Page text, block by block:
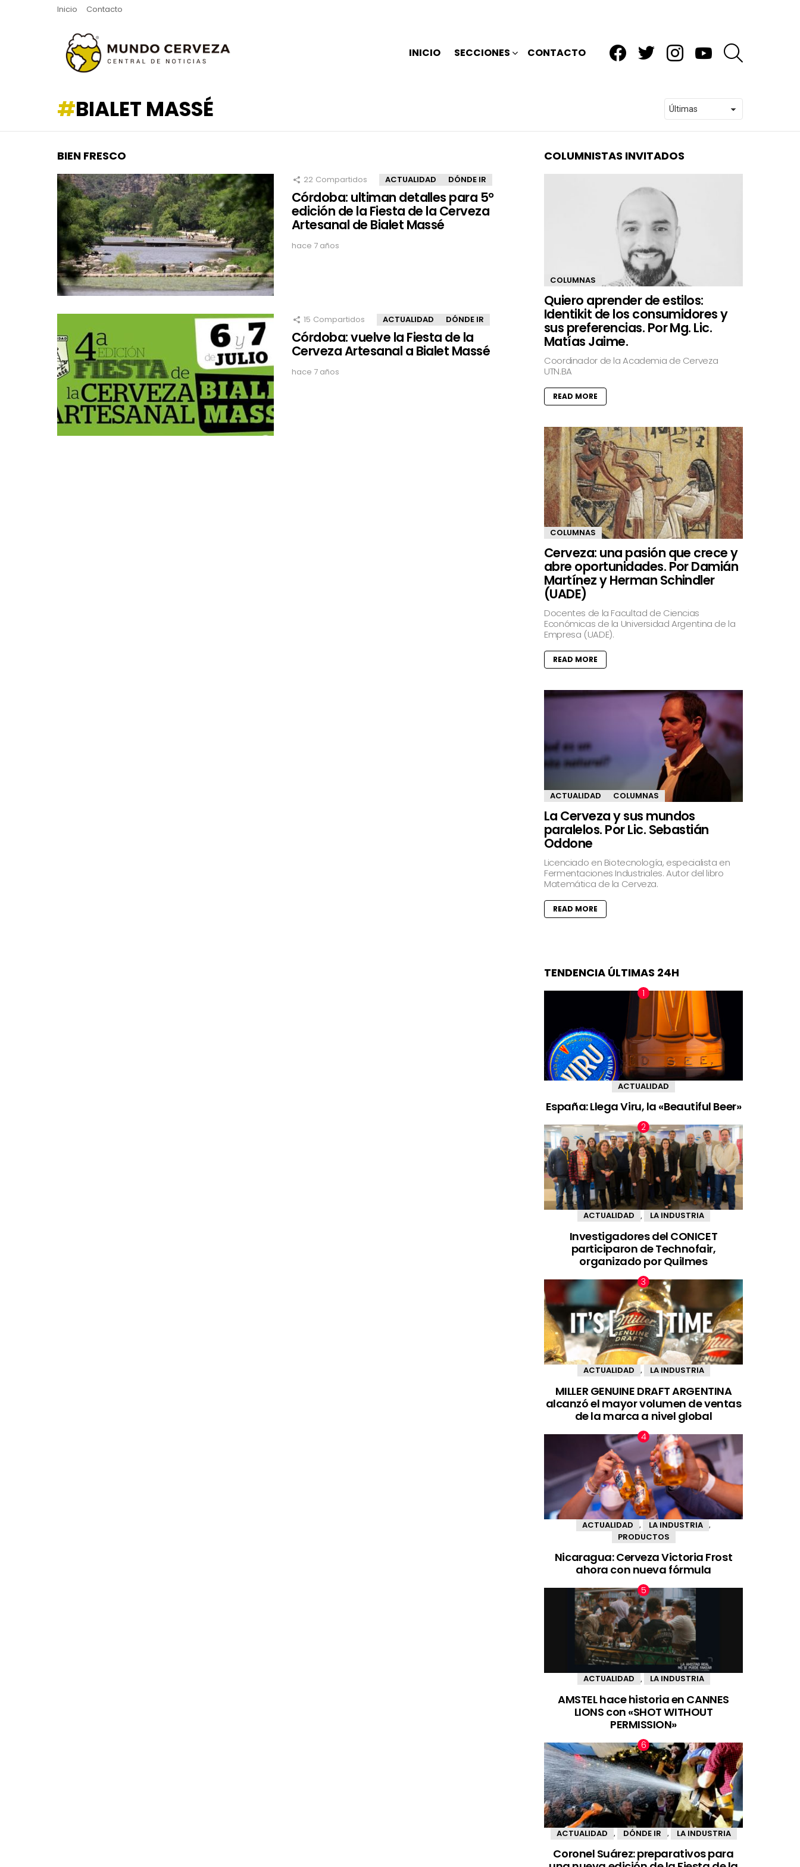
Inicio Contacto
INICIO SECCIONES CONTACTO
BIALET MASSÉ
BIEN FRESCO
22 Compartidos ACTUALIDAD DÓNDE IR
Córdoba: ultiman detalles para 5°
edición de la Fiesta de la Cerveza
Artesanal de Bialet Massé
hace 7 años
15 Compartidos ACTUALIDAD DÓNDE IR
Córdoba: vuelve la Fiesta de la
Cerveza Artesanal a Bialet Massé
hace 7 años
COLUMNISTAS INVITADOS
COLUMNAS
Quiero aprender de estilos:
Identikit de los consumidores y
sus preferencias. Por Mg. Lic.
Matías Jaime.
Coordinador de la Academia de Cerveza
UTN.BA
READ MORE
COLUMNAS
Cerveza: una pasión que crece y
abre oportunidades. Por Damián
Martínez y Herman Schindler
(UADE)
Docentes de la Facultad de Ciencias
Económicas de la Universidad Argentina de la
Empresa (UADE).
READ MORE
ACTUALIDAD COLUMNAS
La Cerveza y sus mundos
paralelos. Por Lic. Sebastián
Oddone
Licenciado en Biotecnología, especialista en
Fermentaciones Industriales. Autor del libro
Matemática de la Cerveza.
READ MORE
TENDENCIA ÚLTIMAS 24H
ACTUALIDAD
España: Llega Viru, la «Beautiful Beer»
ACTUALIDAD LA INDUSTRIA
Investigadores del CONICET
participaron de Technofair,
organizado por Quilmes
ACTUALIDAD , LA INDUSTRIA
MILLER GENUINE DRAFT ARGENTINA
alcanzó el mayor volumen de ventas
de la marca a nivel global
ACTUALIDAD , LA INDUSTRIA ,
PRODUCTOS
Nicaragua: Cerveza Victoria Frost
ahora con nueva fórmula
ACTUALIDAD LA INDUSTRIA
AMSTEL hace historia en CANNES
LIONS con «SHOT WITHOUT
PERMISSION»
ACTUALIDAD , DÓNDE IR , LA INDUSTRIA
Coronel Suárez: preparativos para